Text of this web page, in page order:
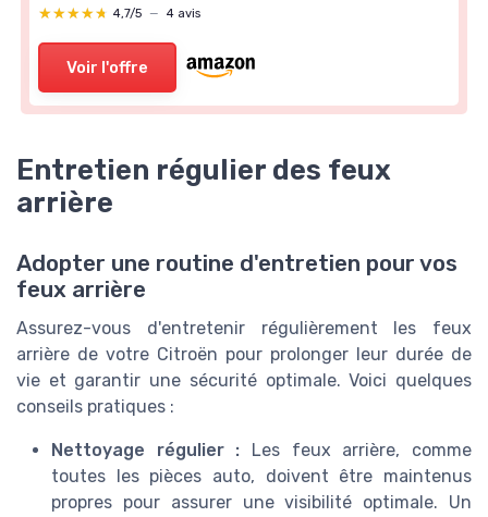
★★★★★
★★★★★ 4,7/5 — 4 avis
Voir l'offre
Entretien régulier des feux
arrière
Adopter une routine d'entretien pour vos
feux arrière
Assurez-vous d'entretenir régulièrement les feux
arrière de votre Citroën pour prolonger leur durée de
vie et garantir une sécurité optimale. Voici quelques
conseils pratiques :
Nettoyage régulier : Les feux arrière, comme
toutes les pièces auto, doivent être maintenus
propres pour assurer une visibilité optimale. Un